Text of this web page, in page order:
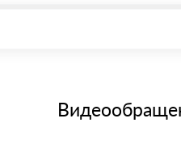
банковским картам
материала после проверки